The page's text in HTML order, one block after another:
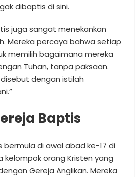
dibaptis di sini.
juga sangat menekankan
Mereka percaya bahwa setiap
memilih bagaimana mereka
Tuhan, tanpa paksaan.
dengan istilah
Baptis
bermula di awal abad ke-17 di
kelompok orang Kristen yang
Gereja Anglikan. Mereka